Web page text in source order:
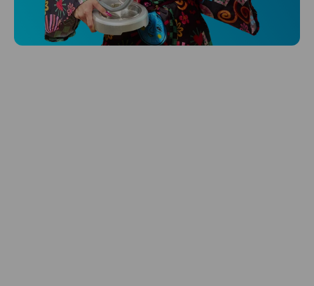
Hlídá ti zdraví, spánek i pohyb a ještě k
tomu platí.